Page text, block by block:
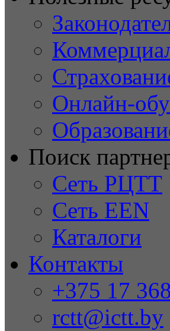
Онлайн-
Поиск
Сеть РЦТТ
Сеть EEN
Каталоги
Контакты
+375 17
rctt@ictt.by